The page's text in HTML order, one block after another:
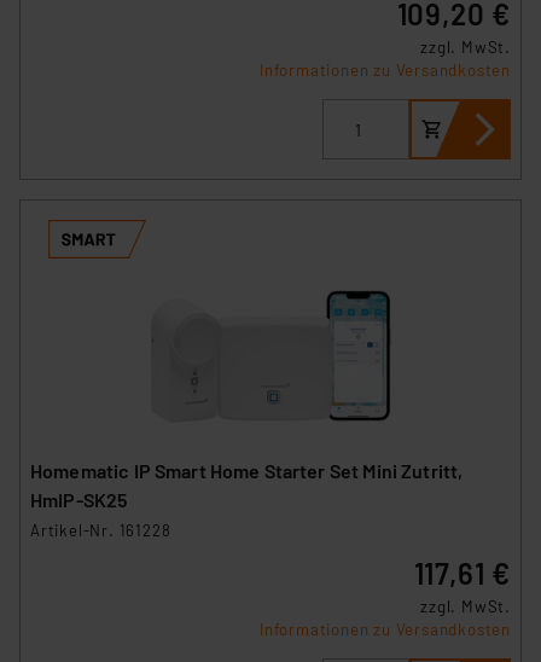
109,20 €
zzgl. MwSt.
Informationen zu Versandkosten
Homematic IP Smart Home Starter Set Mini Zutritt,
HmIP-SK25
Artikel-Nr. 161228
117,61 €
zzgl. MwSt.
Informationen zu Versandkosten